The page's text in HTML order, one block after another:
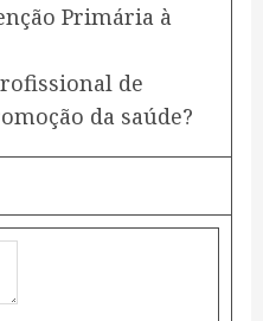
Primária à
de
da saúde?